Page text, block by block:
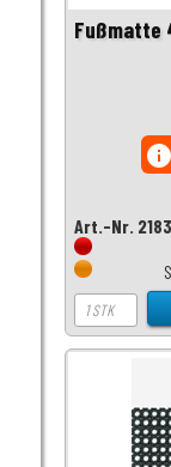
Fußmatte
Art.-Nr.